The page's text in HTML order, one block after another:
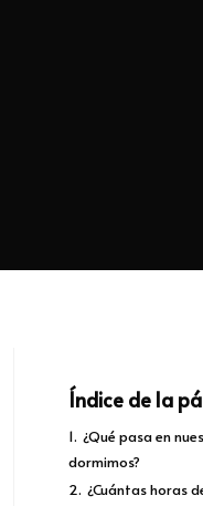
Índice de la
1. ¿Qué pasa en
dormimos?
2. ¿Cuántas horas